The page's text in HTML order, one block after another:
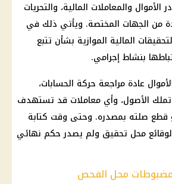
والمعاملات المالية، والتحريات
من الجهات المختصة. ويأتي ذلك في
المالية الموازية بشأن تتبع
بنشاط إجرامي.
عادة مراجعة حركة الحسابات،
الأصول، وأي معاملات قد تستهدف
قطع صلته بمصدره. وحتى وقت كتابة
الوقائع محل تحقيق ولم يصدر حكم نهائي
محل الفحص